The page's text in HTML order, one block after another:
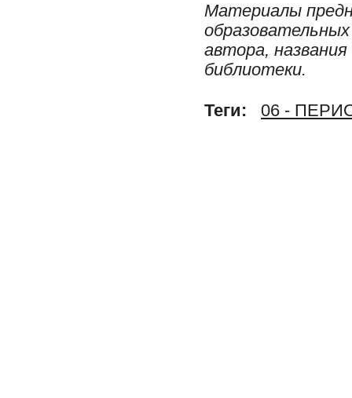
Материалы
автора,
библиотеки.
Теги: 06 -